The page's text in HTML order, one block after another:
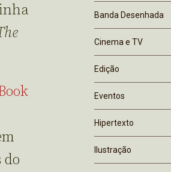
do
Banda Desenhada
Cinema e TV
Edição
Eventos
Hipertexto
Ilustração